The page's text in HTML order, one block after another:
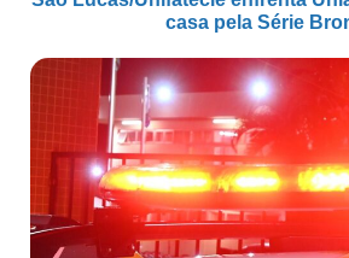
casa pela Série